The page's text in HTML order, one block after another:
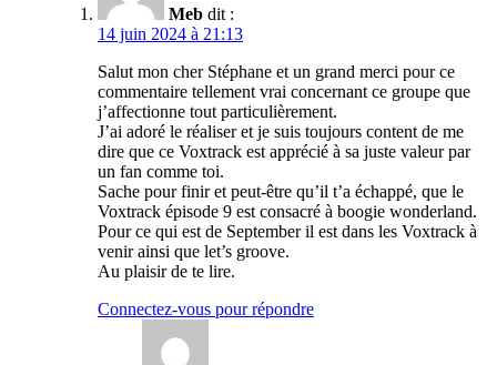
Meb dit :
14 juin 2024 à 21:13
Salut mon cher Stéphane et un grand merci pour ce
commentaire tellement vrai concernant ce groupe que
j’affectionne tout particulièrement.
J’ai adoré le réaliser et je suis toujours content de me
dire que ce Voxtrack est apprécié à sa juste valeur par
un fan comme toi.
Sache pour finir et peut-être qu’il t’a échappé, que le
Voxtrack épisode 9 est consacré à boogie wonderland.
Pour ce qui est de September il est dans les Voxtrack à
venir ainsi que let’s groove.
Au plaisir de te lire.
Connectez-vous pour répondre